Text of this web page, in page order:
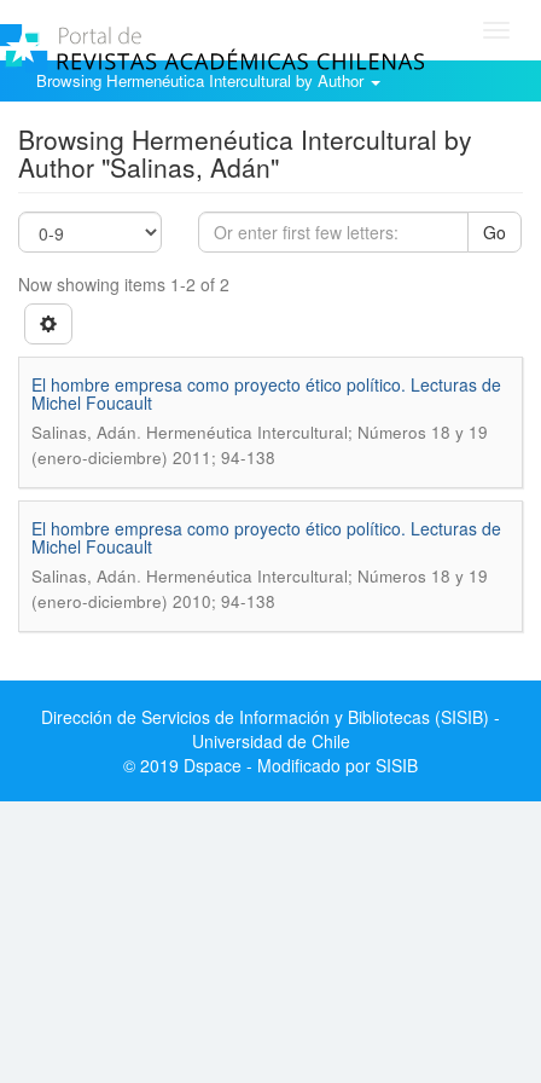
Browsing Hermenéutica Intercultural by Author
Browsing Hermenéutica Intercultural by
Author "Salinas, Adán"
Go
Now showing items 1-2 of 2
El hombre empresa como proyecto ético político. Lecturas de
Michel Foucault
Salinas, Adán. Hermenéutica Intercultural; Números 18 y 19
(enero-diciembre) 2011; 94-138
El hombre empresa como proyecto ético polí­tico. Lecturas de
Michel Foucault
Salinas, Adán. Hermenéutica Intercultural; Números 18 y 19
(enero-diciembre) 2010; 94-138
Dirección de Servicios de Información y Bibliotecas (SISIB) -
Universidad de Chile
© 2019 Dspace - Modificado por SISIB